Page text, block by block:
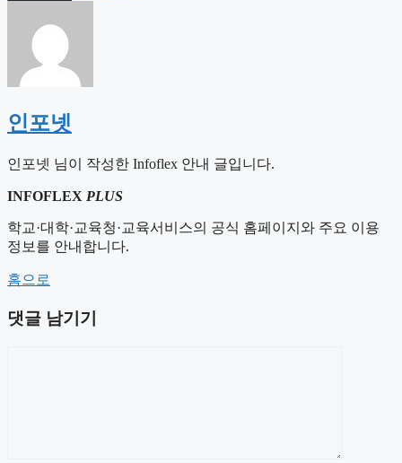
인포넷
인포넷 님이 작성한 Infoflex 안내 글입니다.
INFOFLEX PLUS
학교·대학·교육청·교육서비스의 공식 홈페이지와 주요 이용
정보를 안내합니다.
홈으로
댓글 남기기